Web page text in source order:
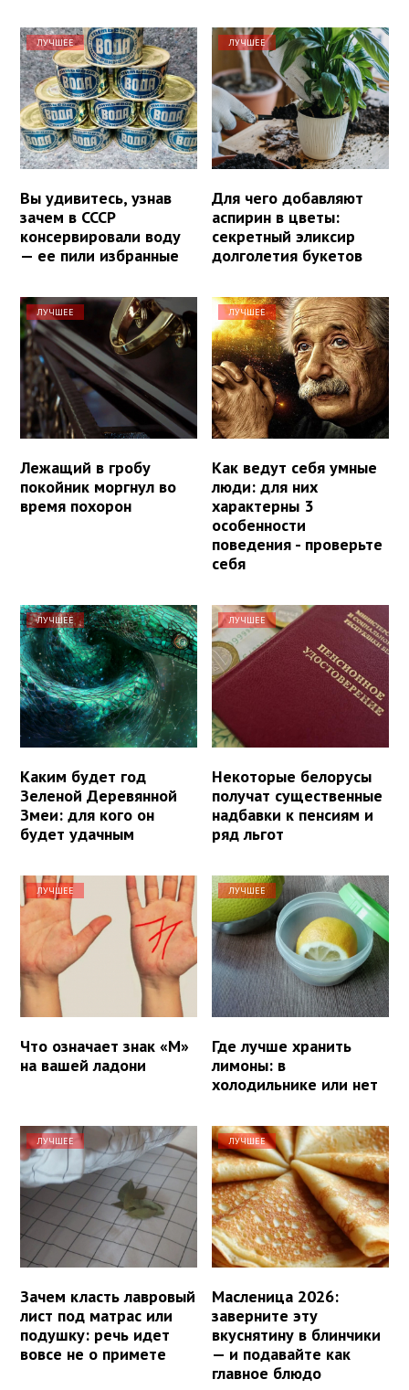
ЛУЧШЕЕ
Вы удивитесь, узнав
зачем в СССР
консервировали воду
— ее пили избранные
ЛУЧШЕЕ
Для чего добавляют
аспирин в цветы:
секретный эликсир
долголетия букетов
ЛУЧШЕЕ
Лежащий в гробу
покойник моргнул во
время похорон
ЛУЧШЕЕ
Как ведут себя умные
люди: для них
характерны 3
особенности
поведения - проверьте
себя
ЛУЧШЕЕ
Каким будет год
Зеленой Деревянной
Змеи: для кого он
будет удачным
ЛУЧШЕЕ
Некоторые белорусы
получат существенные
надбавки к пенсиям и
ряд льгот
ЛУЧШЕЕ
Что означает знак «М»
на вашей ладони
ЛУЧШЕЕ
Где лучше хранить
лимоны: в
холодильнике или нет
ЛУЧШЕЕ
Зачем класть лавровый
лист под матрас или
подушку: речь идет
вовсе не о примете
ЛУЧШЕЕ
Масленица 2026:
заверните эту
вкуснятину в блинчики
— и подавайте как
главное блюдо